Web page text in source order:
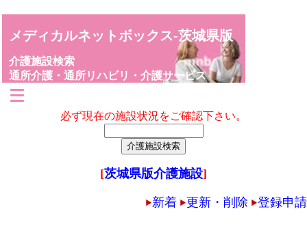
メディカルネットボックス-茨城県版
介護施設検索
通所介護・通所リハビリ・介護サービス
必ず現在の施設状況をご確認下さい。
[茨城県版介護施設]
新着 更新・削除 登録申請